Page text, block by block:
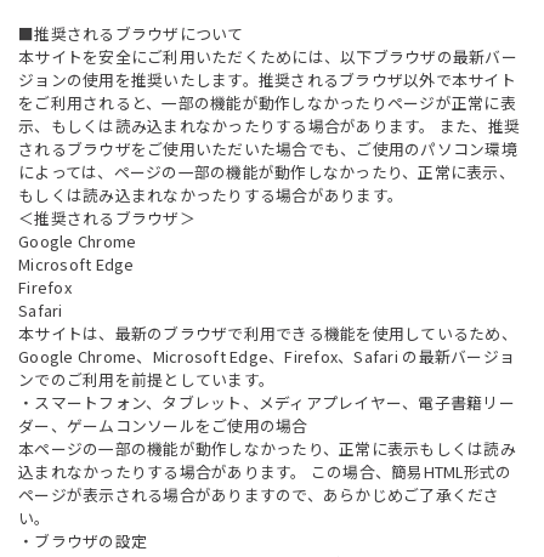
■推奨されるブラウザについて
本サイトを安全にご利用いただくためには、以下ブラウザの最新バー
ジョンの使用を推奨いたします。推奨されるブラウザ以外で本サイト
をご利用されると、一部の機能が動作しなかったりページが正常に表
示、もしくは読み込まれなかったりする場合があります。 また、推奨
されるブラウザをご使用いただいた場合でも、ご使用のパソコン環境
によっては、ページの一部の機能が動作しなかったり、正常に表示、
もしくは読み込まれなかったりする場合があります。
＜推奨されるブラウザ＞
Google Chrome
Microsoft Edge
Firefox
Safari
本サイトは、最新のブラウザで利用できる機能を使用しているため、
Google Chrome、Microsoft Edge、Firefox、Safari の最新バージョ
ンでのご利用を前提としています。
・スマートフォン、タブレット、メディアプレイヤー、電子書籍リー
ダー、ゲームコンソールをご使用の場合
本ページの一部の機能が動作しなかったり、正常に表示もしくは読み
込まれなかったりする場合があります。 この場合、簡易HTML形式の
ページが表示される場合がありますので、あらかじめご了承くださ
い。
・ブラウザの設定